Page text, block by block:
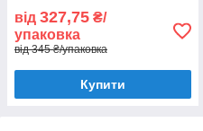
від 327,75 ₴/
упаковка
від 345 ₴/упаковка
Купити